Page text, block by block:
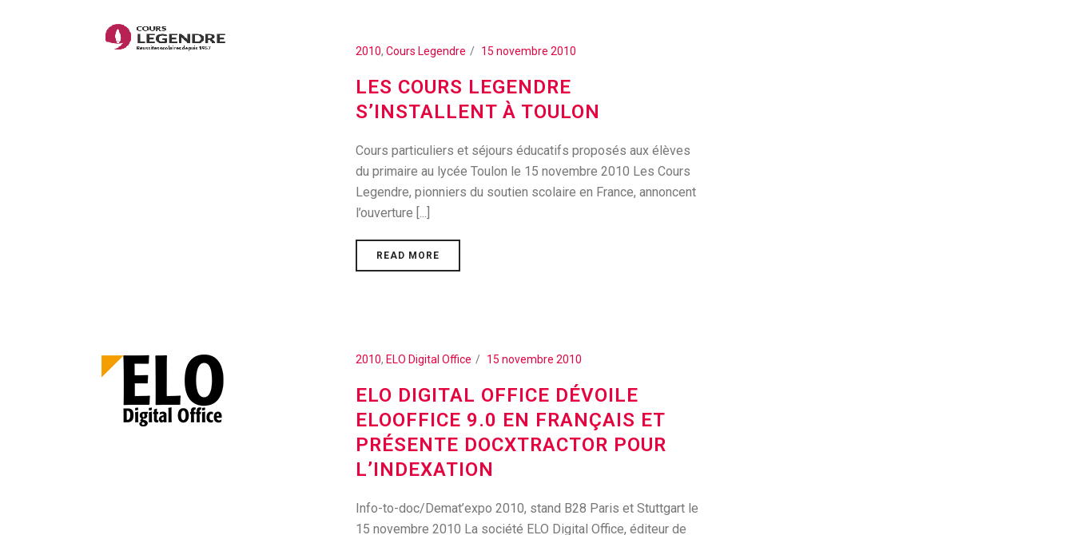
2010,Cours Legendre 15 novembre 2010
LES COURS LEGENDRE
S’INSTALLENT À TOULON
Cours particuliers et séjours éducatifs proposés aux élèves
du primaire au lycée Toulon le 15 novembre 2010 Les Cours
Legendre, pionniers du soutien scolaire en France, annoncent
l’ouverture [...]
READ MORE
2010, ELO Digital Office 15 novembre 2010
ELO DIGITAL OFFICE DÉVOILE
ELOOFFICE 9.0 EN FRANÇAIS ET
PRÉSENTE DOCXTRACTOR POUR
L’INDEXATION
Info-to-doc/Demat’expo 2010, stand B28 Paris et Stuttgart le
15 novembre 2010 La société ELO Digital Office, éditeur de